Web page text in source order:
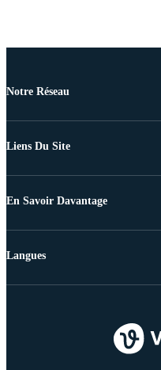
Notre Réseau
Liens Du Site
En Savoir Davantage
Langues